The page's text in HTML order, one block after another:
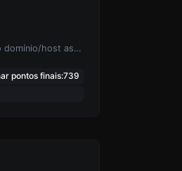
Pegue um IP e tente procurar o domínio/host associado a ele.
pontos finais:739